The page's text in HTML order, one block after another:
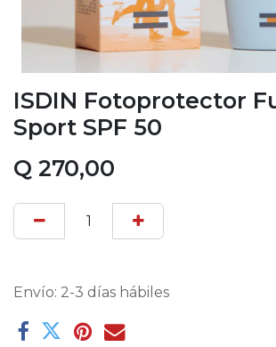
ISDIN Fotoprotector
Sport SPF 50
Q 270,00
Envío: 2-3 días hábiles